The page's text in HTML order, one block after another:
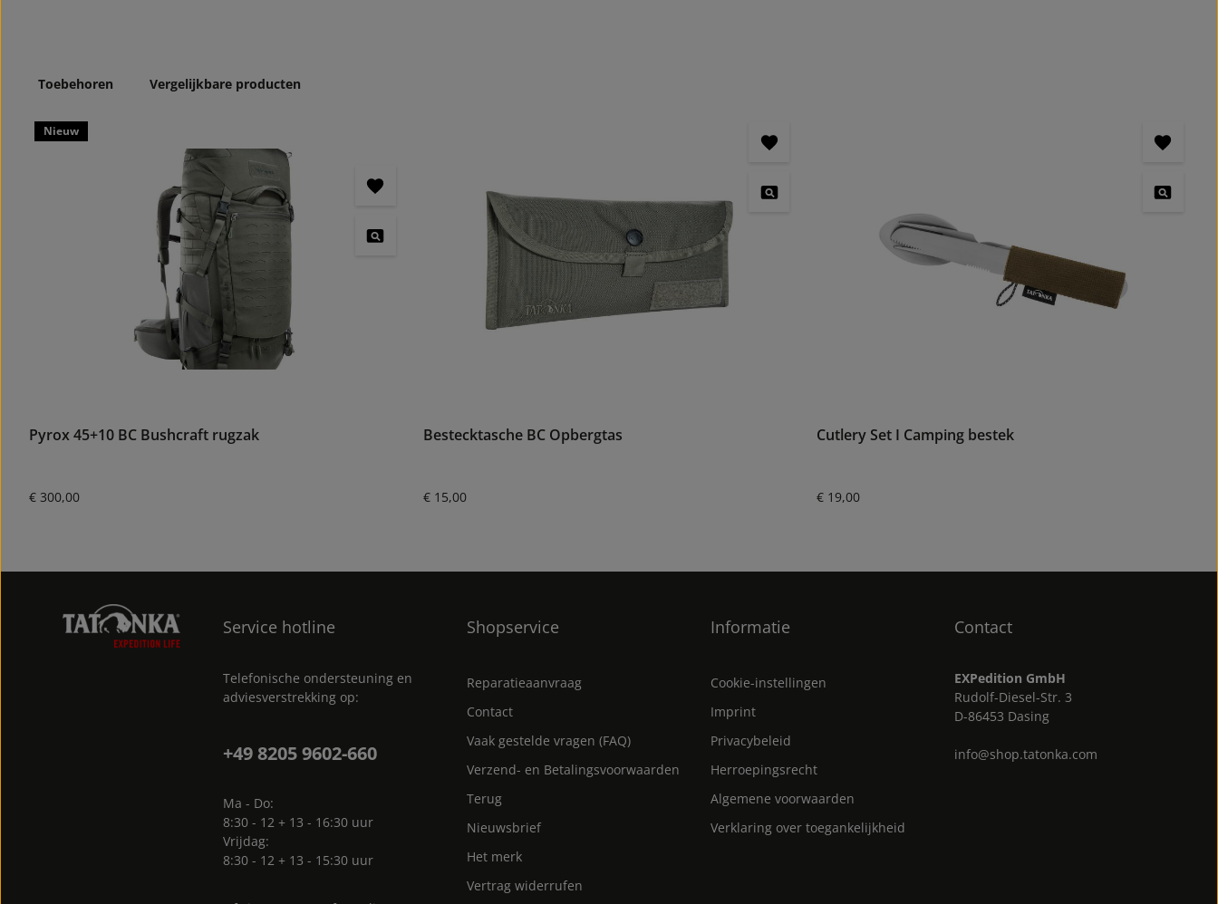
Toebehoren
Vergelijkbare producten
Nieuw
Pyrox 45+10 BC Bushcraft rugzak
Normale prijs:
€ 300,00
Bestecktasche BC Opbergtas
Normale prijs:
€ 15,00
Cutlery Set I Camping bestek
Normale prijs:
€ 19,00
Service hotline
Telefonische ondersteuning en
adviesverstrekking op:
+49 8205 9602-660
Ma - Do:
8:30 - 12 + 13 - 16:30 uur
Vrijdag:
8:30 - 12 + 13 - 15:30 uur
Shopservice
Reparatieaanvraag
Contact
Vaak gestelde vragen (FAQ)
Verzend- en Betalingsvoorwaarden
Terug
Nieuwsbrief
Het merk
Vertrag widerrufen
Informatie
Cookie-instellingen
Imprint
Privacybeleid
Herroepingsrecht
Algemene voorwaarden
Verklaring over toegankelijkheid
Contact
EXPedition GmbH
Rudolf-Diesel-Str. 3
D-86453 Dasing
info@shop.tatonka.com